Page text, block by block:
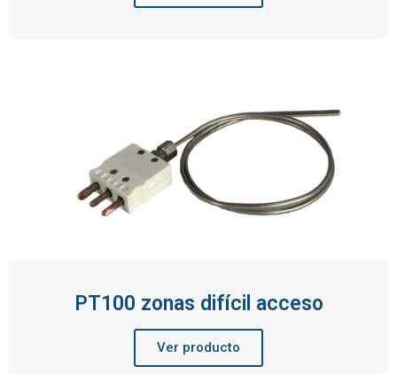
PT100 zonas difícil acceso
Ver producto